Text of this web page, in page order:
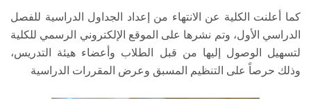
كما أعلنت الكلية عن الانتهاء من إعداد الجداول الدراسية للفصل
الدراسي الأول، وتم نشرها على الموقع الإلكتروني الرسمي للكلية
لتسهيل الوصول إليها من قبل الطلاب وأعضاء هيئة التدريس،
وذلك حرصاً على التنظيم المسبق وعرض المقررات الدراسية